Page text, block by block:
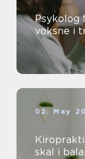
Psykolog falster hjælp
voksne i
02. May
skal i